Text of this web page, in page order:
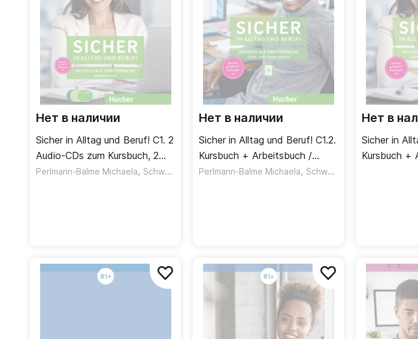
Нет в наличии
Sicher in Alltag und Beruf! C1. 2
Audio-CDs zum Kursbuch, 2
Audio-CDs zum Arbeitsbuch
Perlmann-Balme Michaela, Schwalb Susanne ,Matussek Magdalena
Нет в наличии
Sicher in Alltag und Beruf! C1.2.
Kursbuch + Arbeitsbuch /
Учебник + рабочая тетрадь
Perlmann-Balme Michaela, Schwalb Susanne
Нет в
Sicher in
Kursbuch +